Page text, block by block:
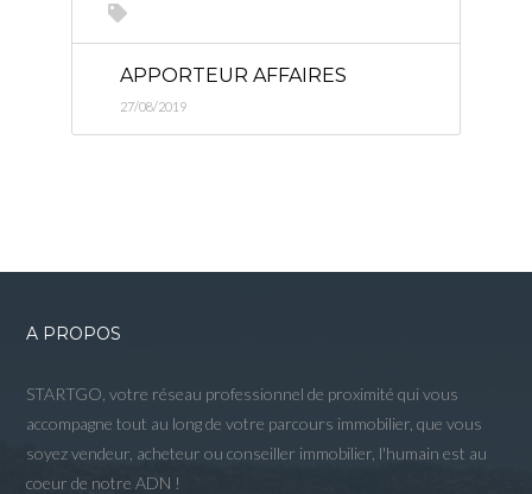
APPORTEUR AFFAIRES
27/08/2019
A PROPOS
STARTGO, votre réseau professionnel de proximité qui vous
accompagne tout au long de votre parcours immobilier, que vous
soyez vendeur, acheteur ou conseiller immobilier, l'humain est au
coeur de notre ADN !